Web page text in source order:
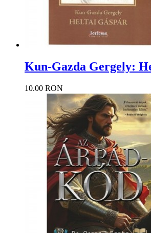
Kun-Gazda Gergely:
10.00 RON